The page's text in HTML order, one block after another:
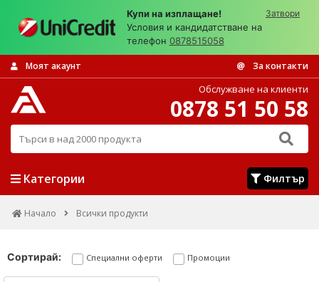
Купи на изплащане!
Условия и кандидатстване на
телефон 0878515058
Затвори
Моят акаунт За контакти
Търси в над 2000 продукта
Обслужване на клиенти
0878 51 50 58
Категории Филтър
Начало Всички продукти
Сортирай: Специални оферти Промоции